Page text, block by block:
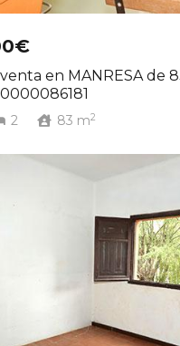
venta en MANRESA de
2 83 m2